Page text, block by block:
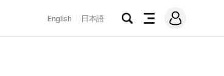
English 日本語
검
전
메
그